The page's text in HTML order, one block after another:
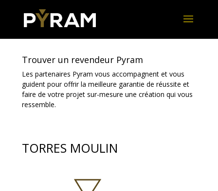
Trouver un revendeur Pyram
Les partenaires Pyram vous accompagnent et vous
guident pour offrir la meilleure garantie de réussite et
faire de votre projet sur-mesure une création qui vous
ressemble.
TORRES MOULIN